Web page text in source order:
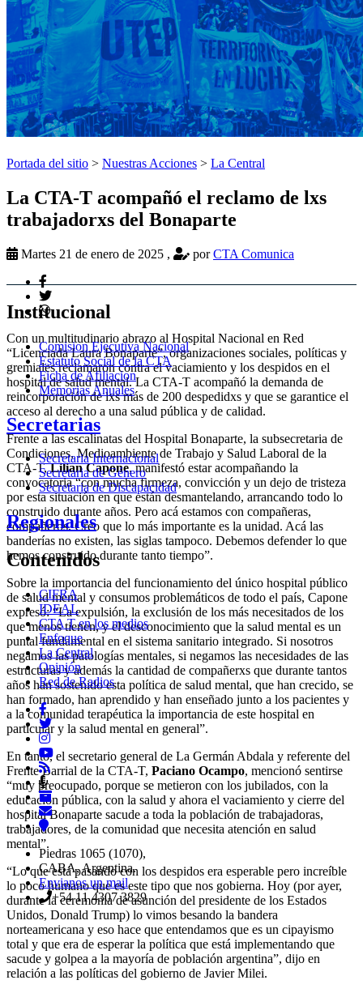
Portada del sitio > Nuestras Acciones > La Central
La CTA-T acompañó el reclamo de lxs
trabajadorxs del Bonaparte
Martes 21 de enero de 2025 , porCTA Comunica
Con un multitudinario abrazo al Hospital Nacional en Red
“Licenciada Laura Bonaparte”, organizaciones sociales, políticas y
gremiales reclamaron contra el vaciamiento y los despidos en el
hospital de salud mental. La CTA-T acompañó la demanda de
reincorporación de lxs más de 200 despedidxs y que se garantice el
acceso al derecho a una salud pública y de calidad.
Frente a las escalinatas del Hospital Bonaparte, la subsecretaria de
Condiciones, Medioambiente de Trabajo y Salud Laboral de la
CTA-T,Lilian Capone, manifestó estar acompañando la
convocatoria “con mucha firmeza, convicción y un dejo de tristeza
por esta situación en que están desmantelando, arrancando todo lo
construido durante años. Pero acá estamos con compañeras,
compañeros. Creo que lo más importante es la unidad. Acá las
banderías no existen, las siglas tampoco. Debemos defender lo que
hemos construido durante tanto tiempo”.
Sobre la importancia del funcionamiento del único hospital público
de salud mental y consumos problemáticos de todo el país, Capone
expresó: “La expulsión, la exclusión de los más necesitados de los
que menos tienen, y el desconocimiento que la salud mental es un
puntal fundamental en el sistema sanitario integrado. Si nosotros
negamos las patologías mentales, si negamos las necesidades de las
estructuras y además la cantidad de compañerxs que durante tantos
años han sostenido esta política de salud mental, que han crecido, se
han formado, han aprendido y han enseñado junto a los pacientes y
a la comunidad terapéutica la importancia de este hospital en
particular y la salud mental en general”.
En tanto, el secretario general de La Germán Abdala y referente del
Frente Barrial de la CTA-T, Paciano Ocampo, mencionó sentirse
“muy preocupado, porque se metieron con los jubilados, con la
educación pública, con la salud y ahora el vaciamiento y cierre del
hospital Bonaparte sacude a toda la población de trabajadoras,
trabajadores, de la comunidad que necesita atención en salud
mental”.
“Lo que está pasando con los despidos era esperable pero increíble
lo poco humano que es este tipo que nos gobierna. Hoy (por ayer,
durante la ceremonia de asunción del presidente de los Estados
Unidos, Donald Trump) lo vimos besando la bandera
norteamericana y eso hace que entendamos que es un cipayismo
total y que era de esperar la política que está implementando que
sacude y golpea a la mayoría de población argentina”, dijo en
relación a las políticas del gobierno de Javier Milei.
Institucional
Comision Ejecutiva Nacional
Estatuto Social de la CTA
Ficha de Afiliacion
Memorias Anuales
Secretarias
Secretaria Internacional
Secretaria de Género
Secretaria de Discapacidad
Regionales
Contenidos
CIFRA
IDEAL
CTA T en los medios
Enfoque
La Central
Opinión
Red de Radios
Piedras 1065 (1070),
CABA, Argentina.
Envianos un mail
+54 11 4307 3829